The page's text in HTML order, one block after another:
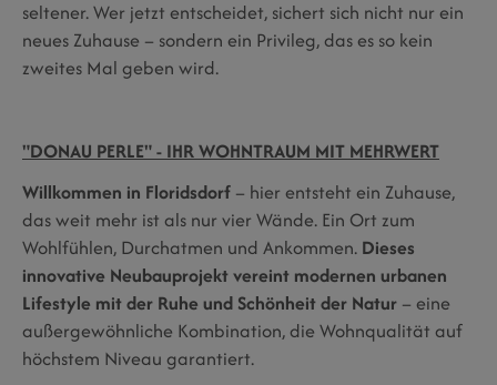
seltener. Wer jetzt entscheidet, sichert sich nicht nur ein
neues Zuhause – sondern ein Privileg, das es so kein
zweites Mal geben wird.
"DONAU PERLE" - IHR WOHNTRAUM MIT MEHRWERT
Willkommen in Floridsdorf – hier entsteht ein Zuhause,
das weit mehr ist als nur vier Wände. Ein Ort zum
Wohlfühlen, Durchatmen und Ankommen. Dieses
innovative Neubauprojekt vereint modernen urbanen
Lifestyle mit der Ruhe und Schönheit der Natur – eine
außergewöhnliche Kombination, die Wohnqualität auf
höchstem Niveau garantiert.